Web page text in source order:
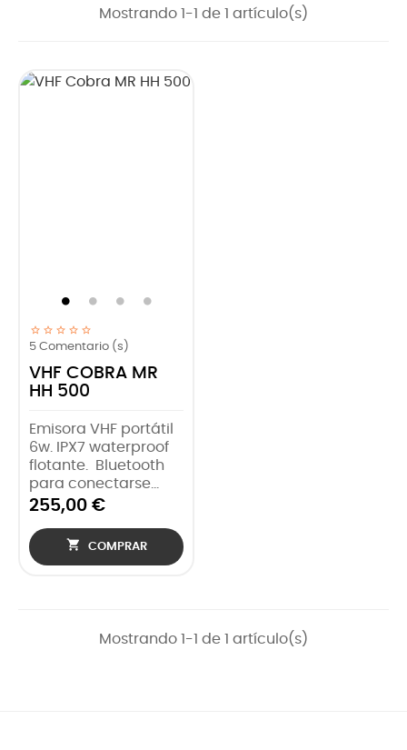
Mostrando 1-1 de 1 artículo(s)
5 Comentario (s)
VHF COBRA MR
HH 500
Emisora VHF portátil
6w. IPX7 waterproof
flotante. Bluetooth
para conectarse...
255,00 €
 COMPRAR
Mostrando 1-1 de 1 artículo(s)